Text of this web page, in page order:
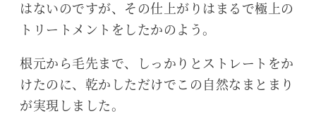
はないのですが、その仕上がりはまるで極上の
トリートメントをしたかのよう。
根元から毛先まで、しっかりとストレートをか
けたのに、乾かしただけでこの自然なまとまり
が実現しました。